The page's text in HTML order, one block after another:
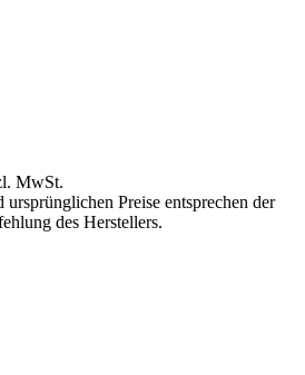
MwSt.
Preise entsprechen der
des Herstellers.